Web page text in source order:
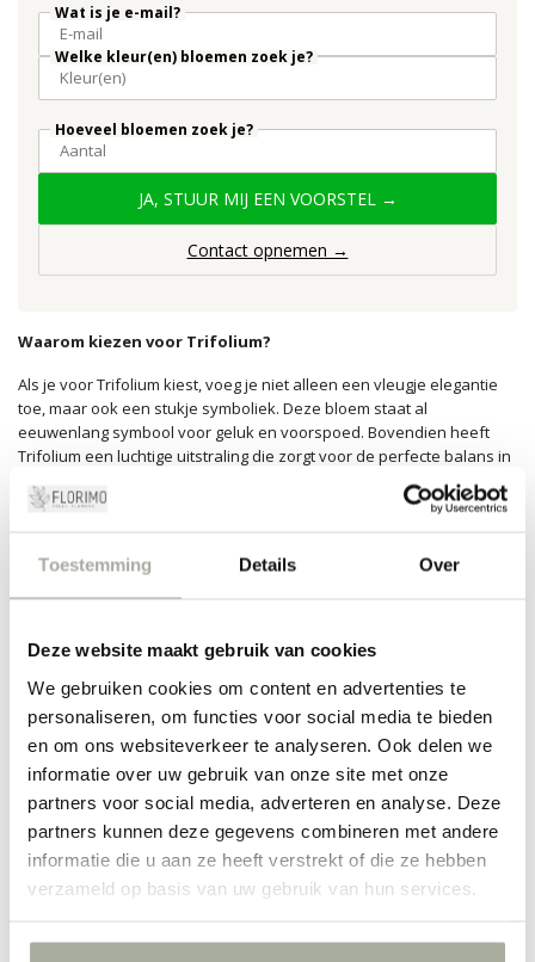
Toestemming Details Over
Deze website maakt gebruik van cookies
We gebruiken cookies om content en advertenties te
personaliseren, om functies voor social media te bieden
en om ons websiteverkeer te analyseren. Ook delen we
informatie over uw gebruik van onze site met onze
partners voor social media, adverteren en analyse. Deze
partners kunnen deze gegevens combineren met andere
informatie die u aan ze heeft verstrekt of die ze hebben
verzameld op basis van uw gebruik van hun services.
Wat is je e-mail?
Welke kleur(en) bloemen zoek je?
Hoeveel bloemen zoek je?
JA, STUUR MIJ EEN VOORSTEL →
Contact opnemen →
Waarom kiezen voor Trifolium?
Als je voor Trifolium kiest, voeg je niet alleen een vleugje elegantie
toe, maar ook een stukje symboliek. Deze bloem staat al
eeuwenlang symbool voor geluk en voorspoed. Bovendien heeft
Trifolium een luchtige uitstraling die zorgt voor de perfecte balans in
je bloemstukken. Het doorbreekt de zwaarte van wat grotere
bloemen en brengt variatie in textuur. Bij Florimo weten we dat elk
Bestel je Trifolium bij Florimo
Trifolium. Onze bloemisten kiezen zorgvuldig de beste stelen, zodat
je gegarandeerd bent van bloemen met een lange houdbaarheid. Of
je nu zelf creatief aan de slag wilt gaan of een prachtig boeket
cadeau wilt geven, wij staan klaar om je te helpen. Met onze
gebruiksvriendelijke webshop is je bestelling in een handomdraai
gedaan en zorgen wij voor een snelle levering. Ervaar zelf de
charme van Trifolium en laat je verrassen door de eindeloze
mogelijkheden die deze bescheiden schoonheid te bieden heeft!
FILTERS